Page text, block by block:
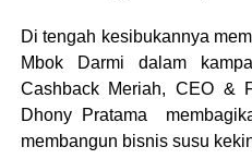
Di tengah kesibukannya
Mbok Darmi dalam
Cashback Meriah, CEO &
Dhony Pratama
membangun bisnis susu